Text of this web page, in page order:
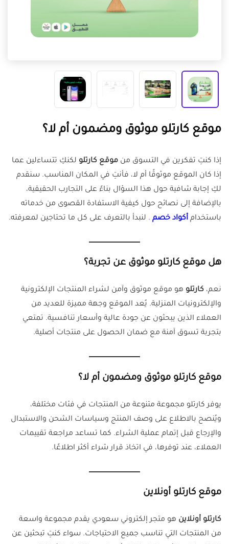
موقع كارتلو موثوق ومضمون أم لا؟
إذا كنتِ تفكرين في التسوق من موقع كارتلو لكنكِ تتساءلين عما
إذا كان الموقع موثوقًا أم لا، فأنتِ في المكان المناسب. سنقدم
لكِ إجابة شافية حول هذا السؤال بناءً على التجارب الحقيقية،
بالإضافة إلى نصائح حول كيفية الاستفادة القصوى من خدماته
باستخدام أكواد خصم . لنبدأ بالتعرف على كل ما تحتاجين لمعرفته.
هل موقع كارتلو موثوق عن تجربة؟
نعم، كارتلو هو موقع موثوق وآمن لشراء المنتجات الإلكترونية
والإلكترونيات المنزلية. يُعد الموقع وجهة مميزة للعديد من
العملاء الذين يبحثون عن جودة عالية وأسعار تنافسية. تمتعي
بتجربة تسوق آمنة مع ضمان الحصول على منتجات أصلية.
موقع كارتلو موثوق ومضمون أم لا؟
يوفر كارتلو مجموعة متنوعة من المنتجات في فئات مختلفة،
ويُنصح بالاطلاع على وصف المنتج وسياسات الشحن والاستبدال
والإرجاع قبل إتمام عملية الشراء. كما تساعد مراجعة تقييمات
العملاء، عند توفرها، في اتخاذ قرار شراء أكثر اطلاعًا.
موقع كارتلو أونلاين
كارتلو أونلاين هو متجر إلكتروني سعودي يقدم مجموعة واسعة
من المنتجات التي تناسب جميع الاحتياجات. سواء كنتِ تبحثين عن